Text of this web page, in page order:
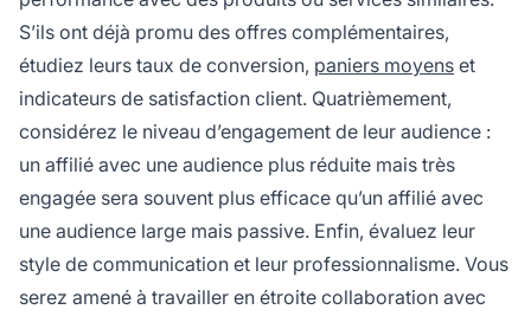
S’ils ont déjà promu des offres complémentaires,
étudiez leurs taux de conversion, paniers moyens et
indicateurs de satisfaction client. Quatrièmement,
considérez le niveau d’engagement de leur audience :
un affilié avec une audience plus réduite mais très
engagée sera souvent plus efficace qu’un affilié avec
une audience large mais passive. Enfin, évaluez leur
style de communication et leur professionnalisme. Vous
serez amené à travailler en étroite collaboration avec